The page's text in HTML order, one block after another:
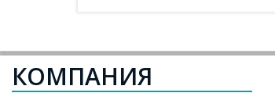
КОМПАНИЯ